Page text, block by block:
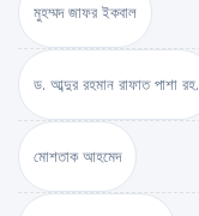
মুহম্মদ জাফর ইকবাল
ড. আব্দুর রহমান রাফাত পাশা রহ.
মোশতাক আহমেদ